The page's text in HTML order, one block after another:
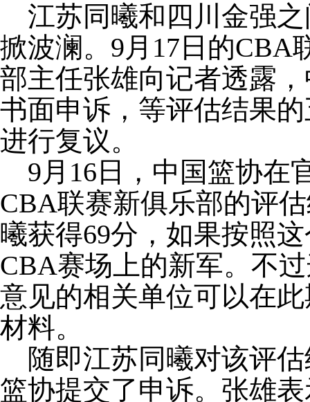
江苏同曦和四川金强之
掀波澜。9月17日的CBA
部主任张雄向记者透露
书面申诉，等评估结果
进行复议。
9月16日，中国篮协在
CBA联赛新俱乐部的评
曦获得69分，如果按照
CBA赛场上的新军。不
意见的相关单位可以在
材料。
随即江苏同曦对该评估
篮协提交了申诉。张雄